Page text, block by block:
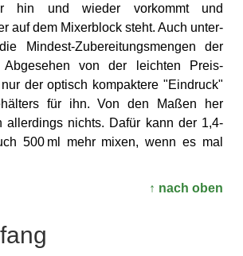
hin und wieder vorkommt und
auf dem Mixer­block steht. Auch unter­
Mindest-Zu­bereitungs­mengen der
von der leichten Preis­
der optisch kompak­tere "Eindruck"
für ihn. Von den Maßen her
aller­dings nichts. Dafür kann der 1,4-
500 ml mehr mixen, wenn es mal
↑ nach oben